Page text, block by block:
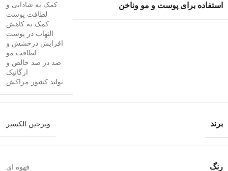
استفاده برای پوست و مو وناخن
کمک به شادابی و
لطافت پوست
کمک به کاهش
التهاب در پوست
افزایش درخشش و
لطافت مو
صد در صد خالص و
ارگانیک
تولید کشور مراکش
برند ویرجین الکسیر
رنگ قهوه ای